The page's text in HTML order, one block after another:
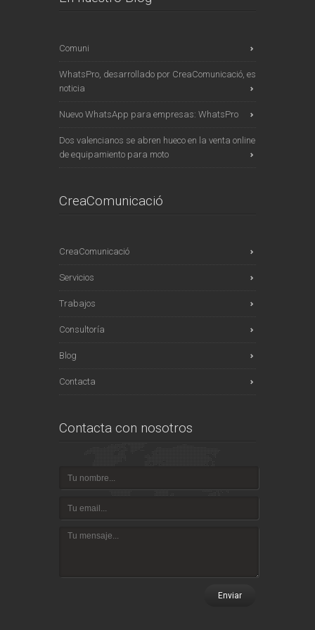
Comuni
WhatsPro, desarrollado por CreaComunicació, es
noticia
Nuevo WhatsApp para empresas: WhatsPro
Dos valencianos se abren hueco en la venta online
de equipamiento para moto
CreaComunicació
CreaComunicació
Servicios
Trabajos
Consultoría
Blog
Contacta
Contacta con nosotros
Enviar